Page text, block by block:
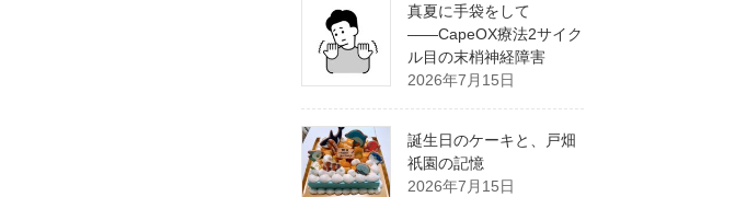
真夏に手袋をして
――CapeOX療法2サイク
ル目の末梢神経障害
2026年7月15日
誕生日のケーキと、戸畑
祇園の記憶
2026年7月15日